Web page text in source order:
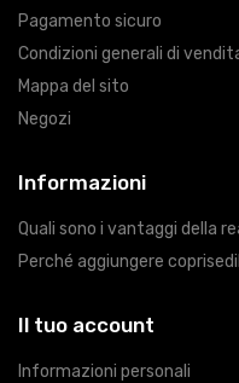
Pagamento sicuro
Condizioni generali di
Mappa del sito
Negozi
Informazioni
Quali sono i vantaggi della
Perché aggiungere
Il tuo account
Informazioni personali